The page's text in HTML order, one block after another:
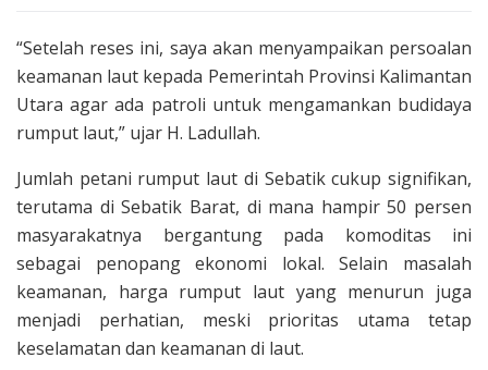
“Setelah reses ini, saya akan menyampaikan persoalan
keamanan laut kepada Pemerintah Provinsi Kalimantan
Utara agar ada patroli untuk mengamankan budidaya
rumput laut,” ujar H. Ladullah.
Jumlah petani rumput laut di Sebatik cukup signifikan,
terutama di Sebatik Barat, di mana hampir 50 persen
masyarakatnya bergantung pada komoditas ini
sebagai penopang ekonomi lokal. Selain masalah
keamanan, harga rumput laut yang menurun juga
menjadi perhatian, meski prioritas utama tetap
keselamatan dan keamanan di laut.